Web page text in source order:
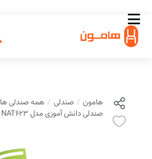
هامون صندلی همه صندلی ها
صندلی دانش آموزی مدل NAT623 هامون